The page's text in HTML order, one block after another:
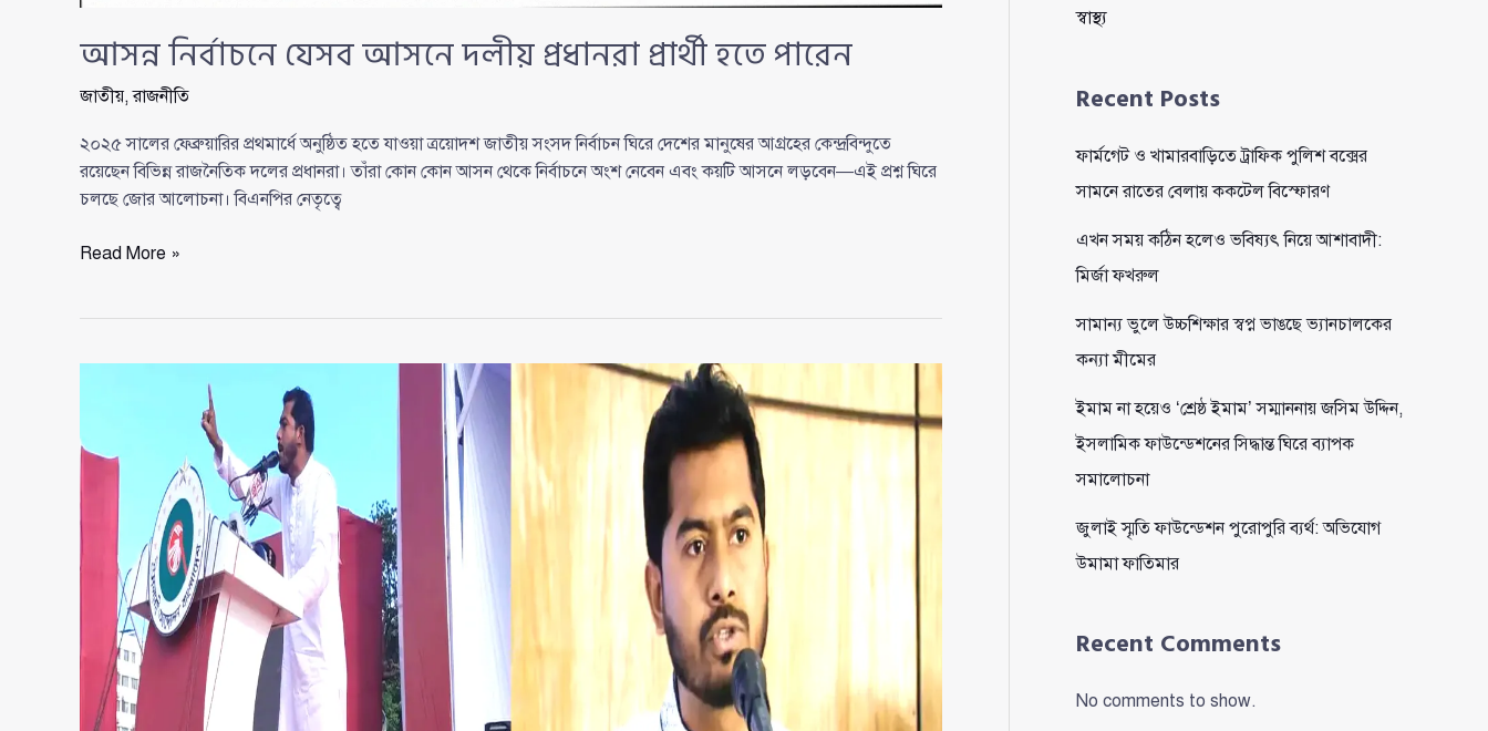
আসন্ন নির্বাচনে যেসব আসনে দলীয় প্রধানরা প্রার্থী হতে পারেন
জাতীয়,রাজনীতি
২০২৫ সালের ফেব্রুয়ারির প্রথমার্ধে অনুষ্ঠিত হতে যাওয়া ত্রয়োদশ জাতীয় সংসদ নির্বাচন ঘিরে দেশের মানুষের আগ্রহের কেন্দ্রবিন্দুতে
রয়েছেন বিভিন্ন রাজনৈতিক দলের প্রধানরা। তাঁরা কোন কোন আসন থেকে নির্বাচনে অংশ নেবেন এবং কয়টি আসনে লড়বেন—এই প্রশ্ন ঘিরে
চলছে জোর আলোচনা। বিএনপির নেতৃত্বে
আসন্ন
দলীয়
হতে
পারেন
Read More »
স্বাস্থ্য
Recent Posts
ফার্মগেট ও খামারবাড়িতে ট্রাফিক পুলিশ বক্সের
সামনে রাতের বেলায় ককটেল বিস্ফোরণ
এখন সময় কঠিন হলেও ভবিষ্যৎ নিয়ে আশাবাদী:
মির্জা ফখরুল
সামান্য ভুলে উচ্চশিক্ষার স্বপ্ন ভাঙছে ভ্যানচালকের
কন্যা মীমের
ইমাম না হয়েও ‘শ্রেষ্ঠ ইমাম’ সম্মাননায় জসিম উদ্দিন,
ইসলামিক ফাউন্ডেশনের সিদ্ধান্ত ঘিরে ব্যাপক
সমালোচনা
জুলাই স্মৃতি ফাউন্ডেশন পুরোপুরি ব্যর্থ: অভিযোগ
উমামা ফাতিমার
Recent Comments
No comments to show.